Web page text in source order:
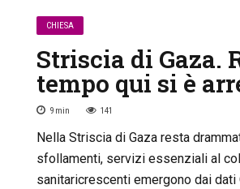
CHIESA
Striscia di Gaza.
tempo qui si è
9 min 141
Nella Striscia di Gaza resta
sfollamenti, servizi essenziali al
sanitaricrescenti emergono dai dati